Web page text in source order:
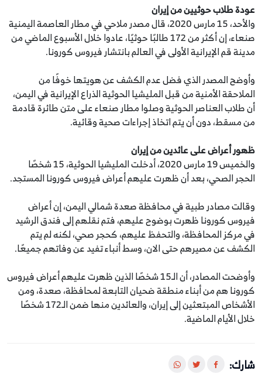
عودة طلاب حوثيين من إيران
والأحد، 15 مارس 2020، قال مصدر ملاحي في مطار العاصمة اليمنية
صنعاء، إن أكثر من 172 طالبًا حوثيًا، عادوا خلال الأسبوع الماضي من
مدينة قم الإيرانية الأولى في العالم بانتشار فيروس كورونا.
وأوضح المصدر الذي فضل عدم الكشف عن هويتها خوفًا من
الملاحقة الأمنية من قبل المليشيا الحوثية الذراع الإيرانية في اليمن،
أن طلاب العناصر الحوثية وصلوا مطار صنعاء على متن طائرة قادمة
من مسقط، دون أن يتم اتخاذ إجراءات صحية وقائية.
ظهور أعراض على عائدين من إيران
والخميس 19 مارس 2020، أدخلت المليشيا الحوثية، 15 شخصًا
الحجر الصحي، بعد أن ظهرت عليهم أعراض فيروس كورونا المستجد.
وقالت مصادر طبية في محافظة صعدة شمالي اليمن، إن أعراض
فيروس كورونا ظهرت بوضوح عليهم، فتم نقلهم إلى فندق الرشيد
في مركز المحافظة، والتحفظ عليهم، كحجر صحي، لكنه لم يتم
الكشف عن مصيرهم حتى الان، وسط أنباء تفيد عن وفاتهم جميعًا.
وأوضحت المصادر، أن الـ15 شخصًا الذين ظهرت عليهم أعراض فيروس
كورونا هم من أبناء منطقة ضحيان التابعة لمحافظة، صعدة، ومن
الأشخاص المبتعثين إلى إيران، والعائدين منها ضمن الـ172 شخصًا
خلال الأيام الماضية.
شارك: